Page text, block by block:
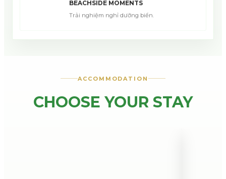
BEACHSIDE MOMENTS
Trải nghiệm nghỉ dưỡng biển.
ACCOMMODATION
CHOOSE YOUR STAY